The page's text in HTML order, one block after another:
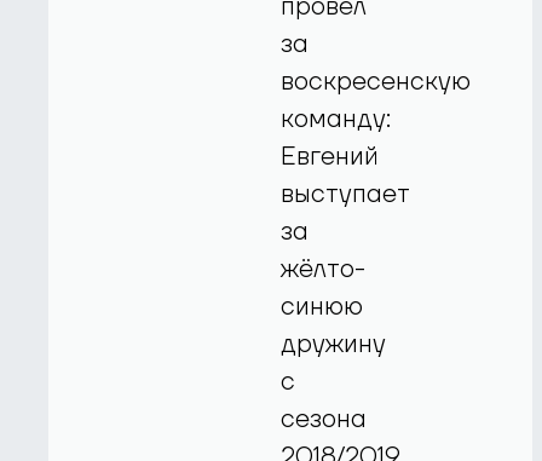
провёл
за
воскресенскую
команду:
Евгений
выступает
за
жёлто-
синюю
дружину
с
сезона